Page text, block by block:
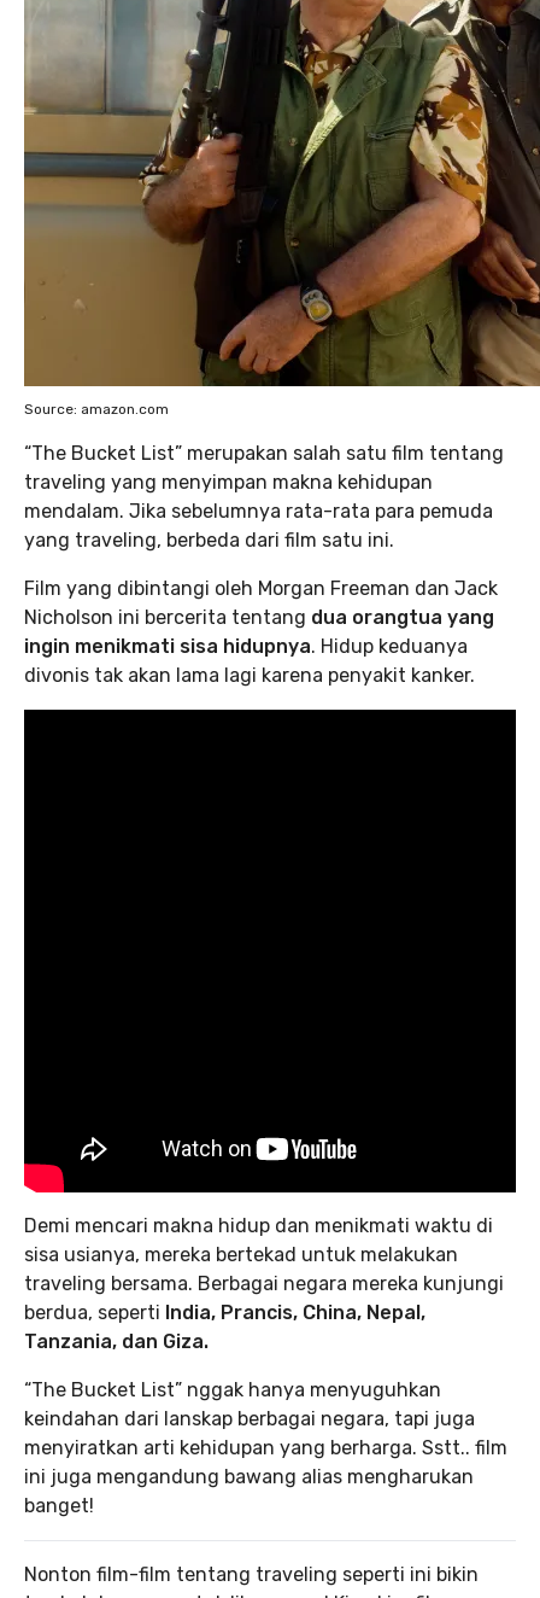
Source: amazon.com
“The Bucket List” merupakan salah satu film tentang
traveling yang menyimpan makna kehidupan
mendalam. Jika sebelumnya rata-rata para pemuda
yang traveling, berbeda dari film satu ini.
Film yang dibintangi oleh Morgan Freeman dan Jack
Nicholson ini bercerita tentang dua orangtua yang
ingin menikmati sisa hidupnya. Hidup keduanya
divonis tak akan lama lagi karena penyakit kanker.
Demi mencari makna hidup dan menikmati waktu di
sisa usianya, mereka bertekad untuk melakukan
traveling bersama. Berbagai negara mereka kunjungi
berdua, seperti India, Prancis, China, Nepal,
Tanzania, dan Giza.
“The Bucket List” nggak hanya menyuguhkan
keindahan dari lanskap berbagai negara, tapi juga
menyiratkan arti kehidupan yang berharga. Sstt.. film
ini juga mengandung bawang alias mengharukan
banget!
Nonton film-film tentang traveling seperti ini bikin